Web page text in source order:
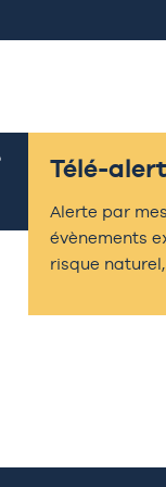
Télé-
Alerte par
évènements
risque